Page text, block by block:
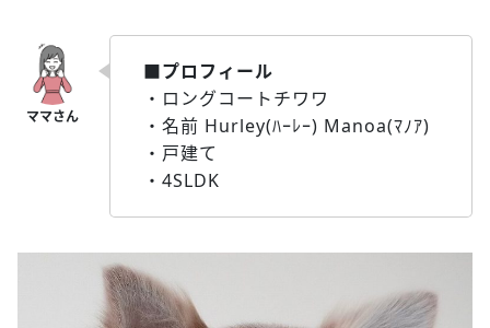
■プロフィール
・ロングコートチワワ
・名前 Hurley(ﾊｰﾚｰ) Manoa(ﾏﾉｱ)
・戸建て
・4SLDK